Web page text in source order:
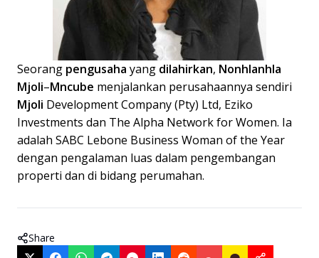
Seorang pengusaha yang dilahirkan, Nonhlanhla
Mjoli–Mncube menjalankan perusahaannya sendiri
Mjoli Development Company (Pty) Ltd, Eziko
Investments dan The Alpha Network for Women. Ia
adalah SABC Lebone Business Woman of the Year
dengan pengalaman luas dalam pengembangan
properti dan di bidang perumahan.
Share